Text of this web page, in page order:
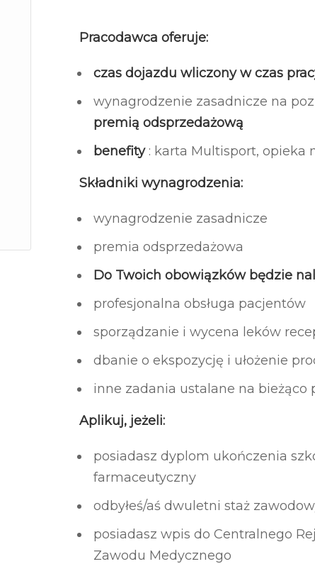
Pracodawca oferuje:
czas dojazdu wliczony w czas
wynagrodzenie zasadnicze na
premią odsprzedażową
benefity: karta Multisport, opieka
Składniki wynagrodzenia:
wynagrodzenie zasadnicze
premia odsprzedażowa
Do Twoich obowiązków będzie
profesjonalna obsługa pacjentów
sporządzanie i wycena leków
dbanie o ekspozycję i ułożenie
inne zadania ustalane na bieżąco
Aplikuj, jeżeli:
posiadasz dyplom ukończenia
farmaceutyczny
odbyłeś/aś dwuletni staż
posiadasz wpis do Centralnego
Zawodu Medycznego